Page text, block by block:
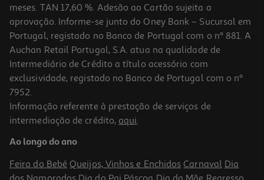
-60%
Det. Loiça Máq. Finish Quantum Limão 30d
0.23 €/un
6,99 €
Promoção
meses. TAN 17,60 %. Adesão ao Cartão sujeita a
aprovação. Informe-se junto do Oney Bank – Sucursal em
Portugal, registado no Banco de Portugal com o nº 881. A
Auchan Retail Portugal, S.A. atua na qualidade de
Intermediário de Crédito a título acessório com
exclusividade, registado no Banco de Portugal com o nº
7952.
Informação referente à prestação de serviços de
intermediação de crédito, aqui.
Ao longo do ano
Feira do Bebé Queijos, Vinhos e Enchidos Carnaval Dia